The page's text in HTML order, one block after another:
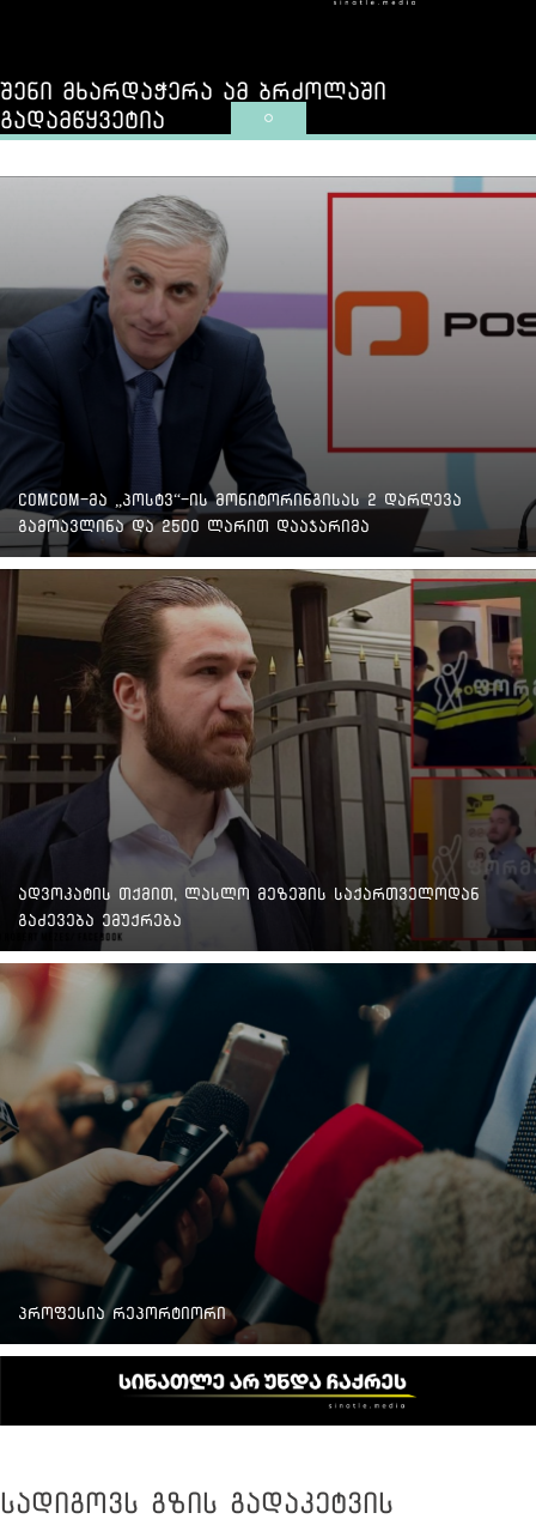
შენი მხარდაჭერა ამ ბრძოლაში
გადამწყვეტია
ComCom-მა „პოსტვ“-ის მონიტორინგისას 2 დარღევა
გამოავლინა და 2500 ლარით დააჯარიმა
ადვოკატის თქმით, ლასლო მეზეშის საქართველოდან
გაძევება ემუქრება
პროფესია რეპორტიორი
სადიგოვს გზის გადაკეტვის